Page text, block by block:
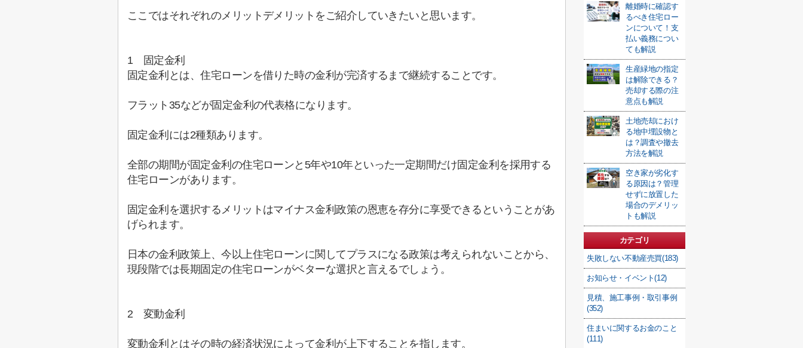
ここではそれぞれのメリットデメリットをご紹介していきたいと思います。
1
固定金利
固定金利とは、住宅ローンを借りた時の金利が完済するまで継続することです。
フラット 35などが固定金利の代表格になります。
固定金利には2種類あります。
全部の期間が固定金利の住宅ローンと 5年や10年といった一定期間だけ固定金利を採用する
住宅ローンがあります。
固定金利を選択するメリットはマイナス金利政策の恩恵を存分に享受できるということがあ
げられます。
日本の金利政策上、今以上住宅ローンに関してプラスになる政策は考えられないことから、
現段階では長期固定の住宅ローンがベターな選択と言えるでしょう。
2 変動金利
変動金利とはその時の経済状況によって金利が上下することを指します。
離婚時に確認す
るべき住宅ロー
ンについて！支
払い義務につい
ても解説
生産緑地の指定
は解除できる？
売却する際の注
意点も解説
土地売却におけ
る地中埋設物と
は？調査や撤去
方法を解説
空き家が劣化す
る原因は？管理
せずに放置した
場合のデメリッ
トも解説
カテゴリ
失敗しない不動産売買(183)
お知らせ・イベント(12)
見積、施工事例・取引事例
(352)
住まいに関するお金のこと
(111)